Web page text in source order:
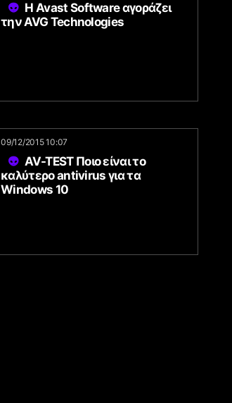
Η Avast Software αγοράζει
την AVG Technologies
09/12/2015 10:07
AV-TEST Ποιο είναι το
καλύτερο antivirus για τα
Windows 10